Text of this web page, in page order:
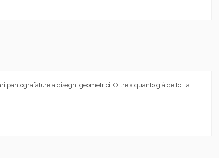
pantografature a disegni geometrici. Oltre a quanto già detto, la